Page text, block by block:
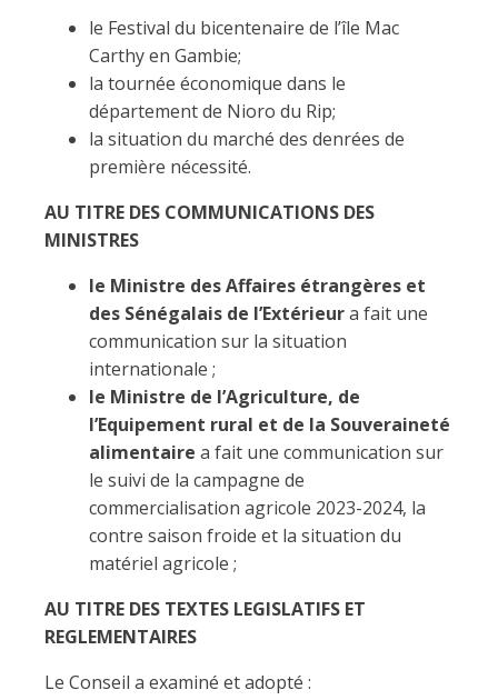
le Festival du bicentenaire de l’île Mac
Carthy en Gambie;
la tournée économique dans le
département de Nioro du Rip;
la situation du marché des denrées de
première nécessité.
AU TITRE DES COMMUNICATIONS DES
MINISTRES
le Ministre des Affaires étrangères et
des Sénégalais de l’Extérieura fait une
communication sur la situation
internationale ;
le Ministre de l’Agriculture, de
l’Equipement rural et de la Souveraineté
alimentaire a fait une communication sur
le suivi de la campagne de
commercialisation agricole 2023-2024, la
contre saison froide et la situation du
matériel agricole ;
AU TITRE DES TEXTES LEGISLATIFS ET
REGLEMENTAIRES
Le Conseil a examiné et adopté :